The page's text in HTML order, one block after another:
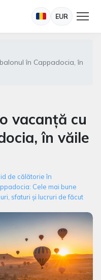
EUR
în Cappadocia, în
vacanță cu
în văile
de călătorie în
Cele mai bune
sfaturi și lucruri de făcut